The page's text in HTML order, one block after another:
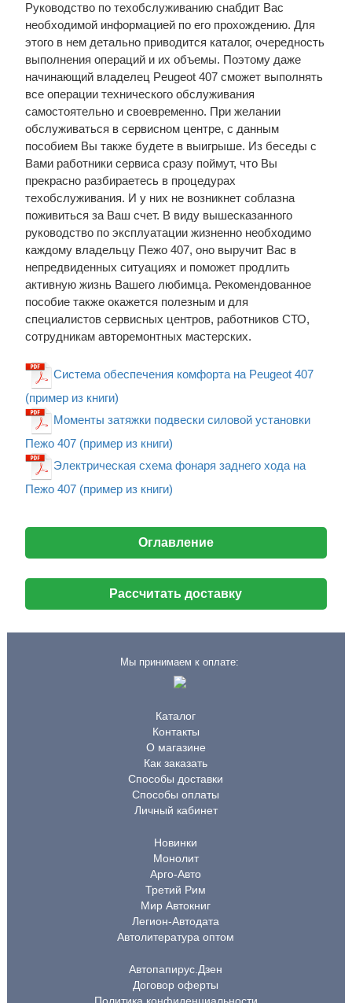
Руководство по техобслуживанию снабдит Вас
необходимой информацией по его прохождению. Для
этого в нем детально приводится каталог, очередность
выполнения операций и их объемы. Поэтому даже
начинающий владелец Peugeot 407 сможет выполнять
все операции технического обслуживания
самостоятельно и своевременно. При желании
обслуживаться в сервисном центре, с данным
пособием Вы также будете в выигрыше. Из беседы с
Вами работники сервиса сразу поймут, что Вы
прекрасно разбираетесь в процедурах
техобслуживания. И у них не возникнет соблазна
поживиться за Ваш счет. В виду вышесказанного
руководство по эксплуатации жизненно необходимо
каждому владельцу Пежо 407, оно выручит Вас в
непредвиденных ситуациях и поможет продлить
активную жизнь Вашего любимца. Рекомендованное
пособие также окажется полезным и для
специалистов сервисных центров, работников СТО,
сотрудникам авторемонтных мастерских.
Система обеспечения комфорта на Peugeot 407
(пример из книги)
Моменты затяжки подвески силовой установки
Пежо 407 (пример из книги)
Электрическая схема фонаря заднего хода на
Пежо 407 (пример из книги)
Оглавление
Рассчитать доставку
Мы принимаем к оплате:
Каталог
Контакты
О магазине
Как заказать
Способы доставки
Способы оплаты
Личный кабинет
Новинки
Монолит
Арго-Авто
Третий Рим
Мир Автокниг
Легион-Автодата
Автолитература оптом
Автопапирус.Дзен
Договор оферты